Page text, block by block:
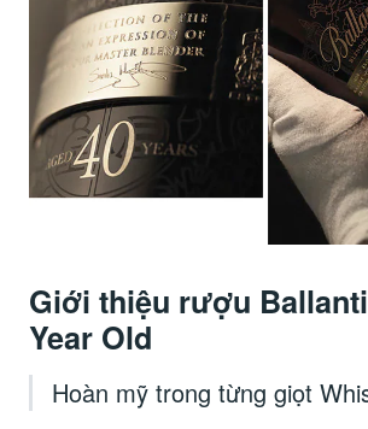
Giới thiệu rượu
Year Old
Hoàn mỹ trong từng giọt